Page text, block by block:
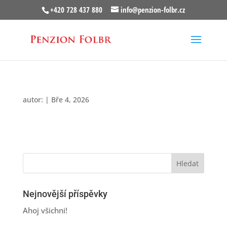
+420 728 437 880 info@penzion-folbr.cz
autor: | Bře 4, 2026
Nejnovější příspěvky
Ahoj všichni!